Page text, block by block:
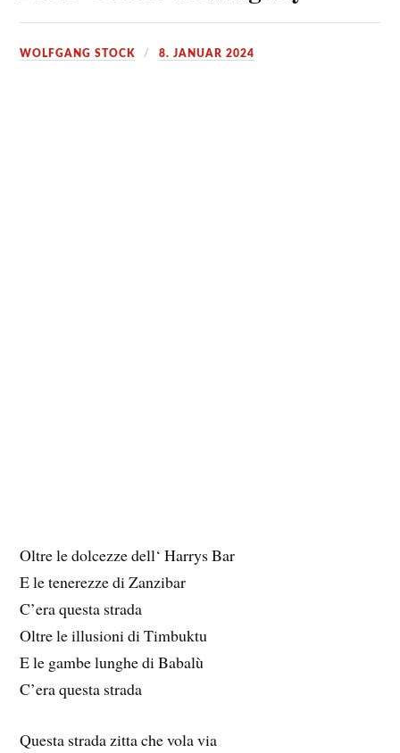
WOLFGANG STOCK 8. JANUAR 2024
Oltre le dolcezze dell‘ Harrys Bar
E le tenerezze di Zanzibar
C’era questa strada
Oltre le illusioni di Timbuktu
E le gambe lunghe di Babalù
C’era questa strada
Questa strada zitta che vola via